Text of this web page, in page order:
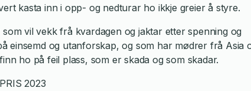
kasta inn i opp- og nedturar ho ikkje greier å styre.
vil vekk frå kvardagen og jaktar etter spenning og
einsemd og utanforskap, og som har mødrer frå Asia
ho på feil plass, som er skada og som skadar.
2023